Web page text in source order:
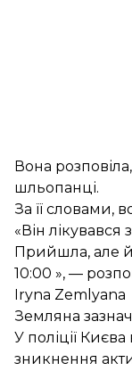
Вона
шльопанці.
За її словами,
«Він
Прийшла, але
10:00 », —
Iryna Zemlyana
Земляна
У поліції
зникнення